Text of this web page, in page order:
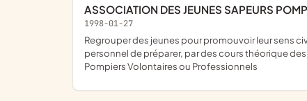
ASSOCIATION DES JEUNES SAPEURS
1998-01-27
regrouper des jeunes pour promouvoir leur sens civique et leur esprit de dévouement de leur assurer une formation physique, civique et théorique enrichissante sur le plan
personnel de préparer, par des cours théorique
Pompiers Volontaires ou Professionnels